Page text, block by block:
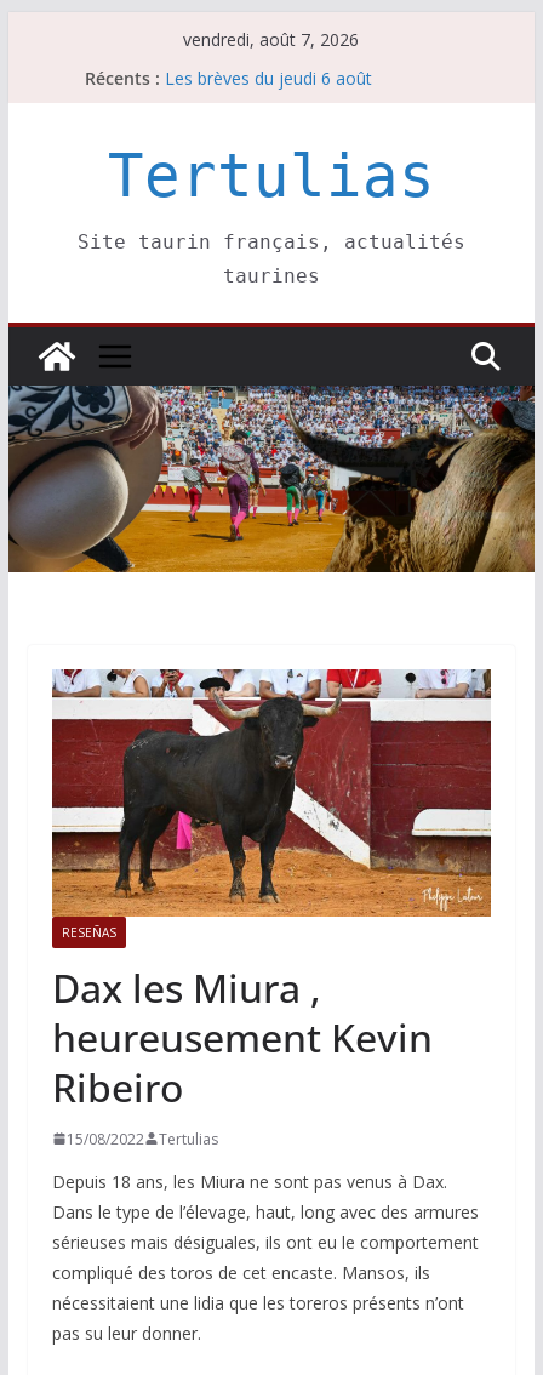
vendredi, août 7, 2026
Récents : Escalafón 2026 – novilleros –
Les brèves du jeudi 6 août
Escalafón 2026 – matadors de toros-
Tertulias
Site taurin français, actualités
taurines
RESEÑAS
Dax les Miura ,
heureusement Kevin
Ribeiro
15/08/2022 Tertulias
Depuis 18 ans, les Miura ne sont pas venus à Dax.
Dans le type de l’élevage, haut, long avec des armures
sérieuses mais désiguales, ils ont eu le comportement
compliqué des toros de cet encaste. Mansos, ils
nécessitaient une lidia que les toreros présents n’ont
pas su leur donner.